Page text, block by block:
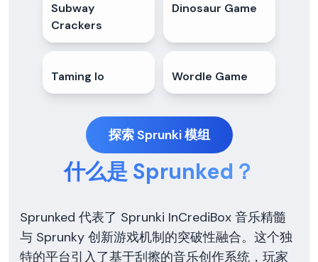
Subway
Crackers
4.3★
Dinosaur Game
Taming Io 4.8★
Wordle Game
探索 Sprunki 模组
什么是 Sprunked？
Sprunked 代表了 Sprunki InCrediBox 音乐精髓
与 Sprunky 创新游戏机制的突破性融合。这个独
特的平台引入了基于刮擦的音乐创作系统，玩家